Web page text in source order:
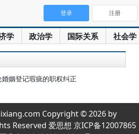
学 政治学 国际关系 社会学
登录 注册
姻登记瑕疵的职权纠正
Copyright © 2026 by
Reserved 爱思想 京ICP备12007865